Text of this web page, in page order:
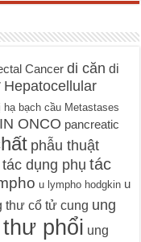
Cancer di căn di
Hepatocellular
hạ bạch cầu Metastases
ONCO pancreatic
phẫu thuật
tác dụng phụ tác
u lympho hodgkin u
thư cổ tử cung ung
phổi ung